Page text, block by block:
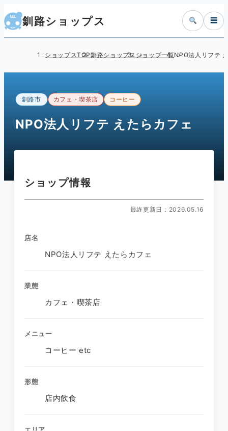
釧路ショップス ☰
ショップスTOP釧路ショップス ショップ一覧NPO法人リフテ
釧路市 カフェ・喫茶店 コーヒー
NPO法人リフテ えたらカフェ
ショップ情報
最終更新日：2026.05.16
店名
NPO法人リフテ えたらカフェ
業態
カフェ・喫茶店
メニュー
コーヒー etc
形態
店内飲食
エリア